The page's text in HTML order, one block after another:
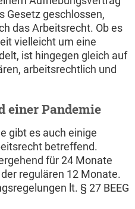
Gesetz geschlossen,
das Arbeitsrecht. Ob es
vielleicht um eine
ist hingegen gleich auf
arbeitsrechtlich und
einer Pandemie
gibt es auch einige
betreffend.
für 24 Monate
regulären 12 Monate.
lt. § 27 BEEG